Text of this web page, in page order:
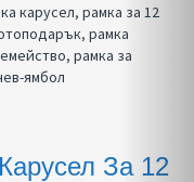
карусел, рамка за 12
, рамка
, рамка за
ямбол
За 12